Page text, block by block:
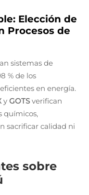
Elección de
Procesos de
sistemas de
% de los
en energía.
y GOTS verifican
químicos,
sacrificar calidad ni
sobre